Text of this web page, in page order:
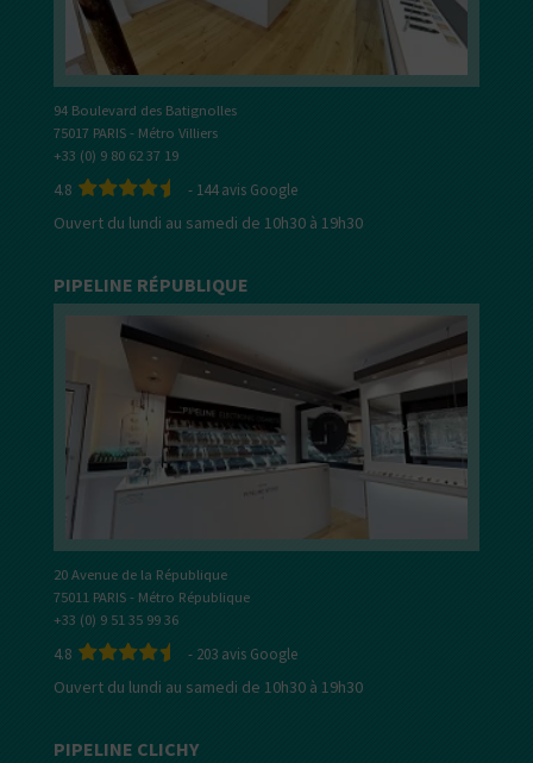
94 Boulevard des Batignolles
75017 PARIS - Métro Villiers
+33 (0) 9 80 62 37 19
4.8 - 144avis Google
Ouvert du lundi au samedi de 10h30 à 19h30
PIPELINE RÉPUBLIQUE
20 Avenue de la République
75011 PARIS - Métro République
+33 (0) 9 51 35 99 36
4.8 - 203 avis Google
Ouvert du lundi au samedi de 10h30 à 19h30
PIPELINE CLICHY